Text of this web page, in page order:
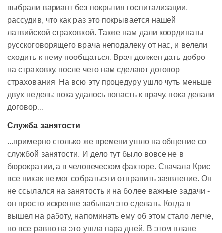
выбрали вариант без покрытия госпитализации,
рассудив, что как раз это покрывается нашей
латвийской страховкой. Также нам дали координаты
русскоговорящего врача неподалеку от нас, и велели
сходить к нему пообщаться. Врач должен дать добро
на страховку, после чего нам сделают договор
страхования. На всю эту процедуру ушло чуть меньше
двух недель: пока удалось попасть к врачу, пока делали
договор...
Служба занятости
...примерно столько же времени ушло на общение со
службой занятости. И дело тут было вовсе не в
бюрократии, а в человеческом факторе. Сначала Крис
все никак не мог собраться и отправить заявление. Он
не ссылался на занятость и на более важные задачи -
он просто искренне забывал это сделать. Когда я
вышел на работу, напоминать ему об этом стало легче,
но все равно на это ушла пара дней. В этом плане